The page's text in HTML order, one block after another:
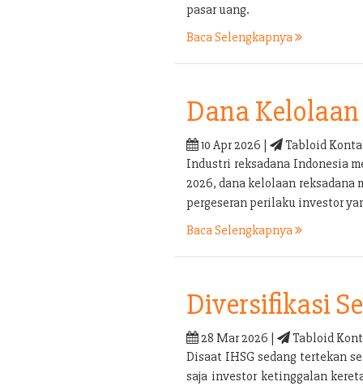
pasar uang.
Baca Selengkapnya
Dana
10 Apr 2026 |
Tabloid
Industri reksadana Indonesia
2026, dana kelolaan
pergeseran perilaku investor
Baca Selengkapnya
Diversifikasi
28 Mar 2026 |
Tabloid
Disaat IHSG sedang tertekan
saja investor ketinggalan